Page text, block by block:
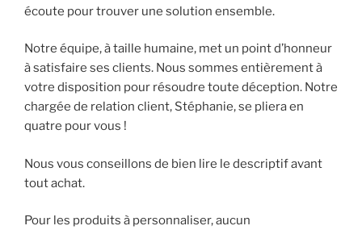
écoute pour trouver une solution ensemble.
Notre équipe, à taille humaine, met un point d’honneur
à satisfaire ses clients. Nous sommes entièrement à
votre disposition pour résoudre toute déception. Notre
chargée de relation client, Stéphanie, se pliera en
quatre pour vous !
Nous vous conseillons de bien lire le descriptif avant
tout achat.
Pour les produits à personnaliser, aucun